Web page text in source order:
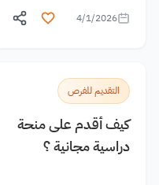
4/1/2026
التقديم للفرص
كيف أقدم على منحة
دراسية مجانية ؟